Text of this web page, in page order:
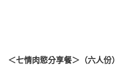
＜七情肉慾分享餐＞（六人份）